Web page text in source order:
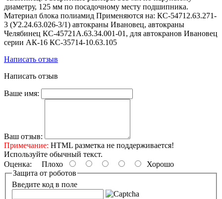
диаметру, 125 мм по посадочному месту подшипника.
Материал блока полиамид Применяются на: КС-54712.63.271-
3 (У2.24.63.026-3/1) автокраны Ивановец, автокраны
Челябинец КС-45721А.63.34.001-01, для автокранов Ивановец
серии АК-16 КС-35714-10.63.105
Написать отзыв
Написать отзыв
Ваше имя:
Ваш отзыв:
Примечание: HTML разметка не поддерживается!
Используйте обычный текст.
Оценка: Плохо
Хорошо
Защита от роботов
Введите код в поле